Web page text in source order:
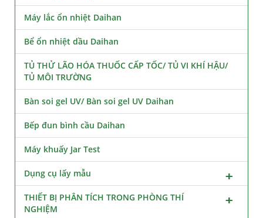
Máy lắc ổn nhiệt Daihan
Bể ổn nhiệt dầu Daihan
TỦ THỬ LÃO HÓA THUỐC CẤP TỐC/ TỦ VI KHÍ HẬU/
TỦ MÔI TRƯỜNG
Bàn soi gel UV/ Bàn soi gel UV Daihan
Bếp đun bình cầu Daihan
Máy khuấy Jar Test
Dụng cụ lấy mẫu
THIẾT BỊ PHÂN TÍCH TRONG PHÒNG THÍ
NGHIỆM